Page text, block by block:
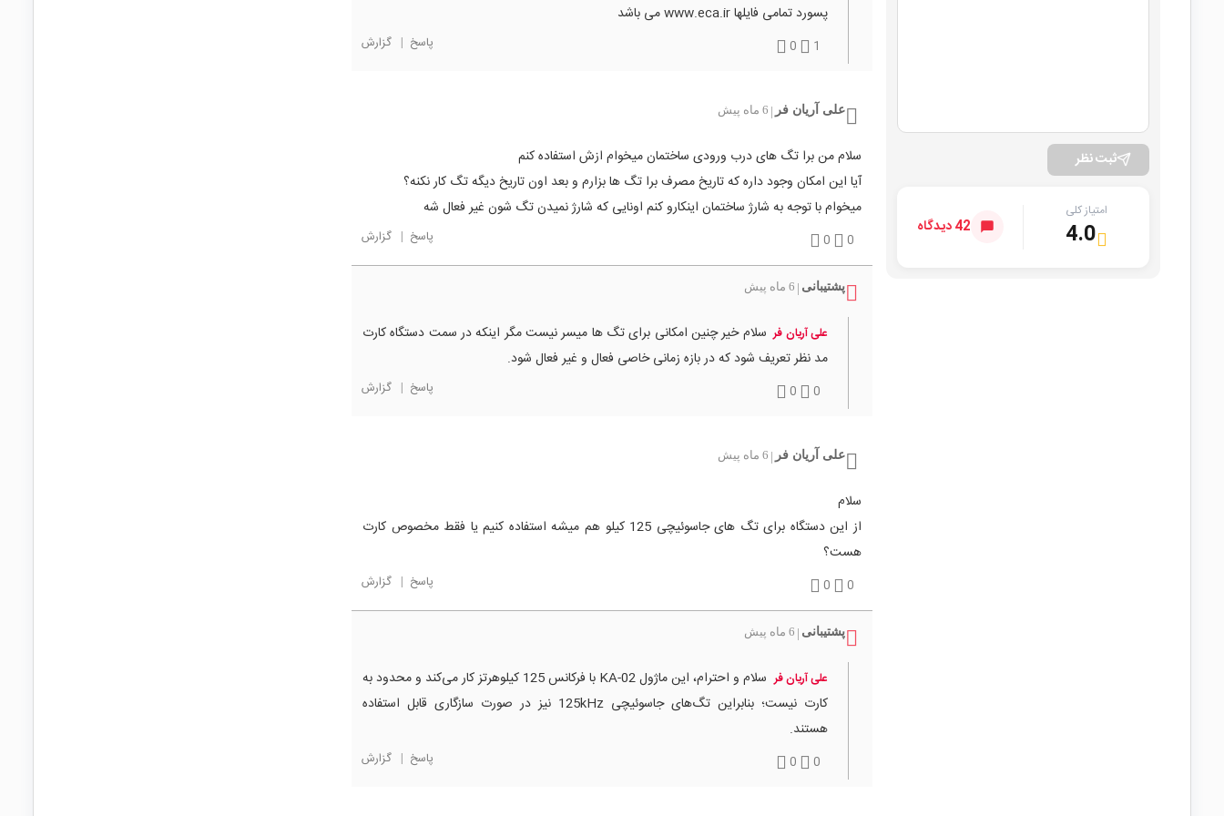
ثبت نظر
امتیاز کلی
4.0 42 دیدگاه
پسورد تمامی فایلها www.eca.ir می باشد
1
0 پاسخ | گزارش
علی آریان فر 6 ماه پیش
سلام من برا تگ های درب ورودی ساختمان میخوام ازش استفاده کنم
آیا این امکان وجود داره که تاریخ مصرف برا تگ ها بزارم و بعد اون تاریخ دیگه تگ کار نکنه؟
میخوام با توجه به شارژ ساختمان اینکارو کنم اونایی که شارژ نمیدن تگ شون غیر فعال شه
0
0 پاسخ | گزارش
پشتیبانی 6 ماه پیش
علی آریان فر سلام خیر چنین امکانی برای تگ ها میسر نیست مگر اینکه در سمت دستگاه کارت
مد نظر تعریف شود که در بازه زمانی خاصی فعال و غیر فعال شود.
0
0 پاسخ | گزارش
علی آریان فر 6 ماه پیش
سلام
از این دستگاه برای تگ های جاسوئیچی 125 کیلو هم میشه استفاده کنیم یا فقط مخصوص کارت
هست؟
0
0 پاسخ | گزارش
پشتیبانی 6 ماه پیش
علی آریان فر
سلام و احترام، این ماژول KA-02 با فرکانس 125 کیلوهرتز کار می‌کند و محدود به
کارت نیست؛ بنابراین تگ‌های جاسوئیچی 125kHz نیز در صورت سازگاری قابل استفاده
هستند.
0
0 پاسخ | گزارش